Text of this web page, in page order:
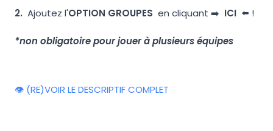
2. Ajoutez l'OPTION GROUPES en cliquant ➡️ ICI ⬅️ !
*non obligatoire pour jouer à plusieurs équipes
👁️ (RE)VOIR LE DESCRIPTIF COMPLET